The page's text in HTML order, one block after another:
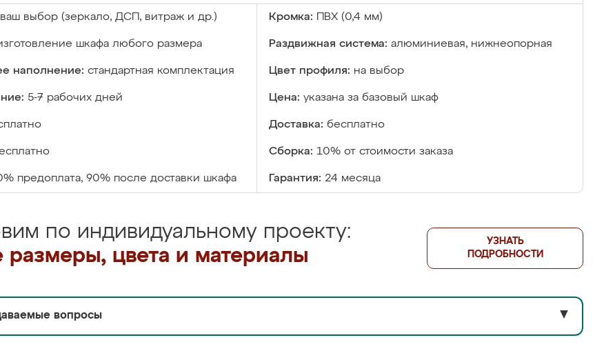
выбор (зеркало, ДСП, витраж и др.) Кромка: ПВХ (0,4 мм)
шкафа любого размера Раздвижная система: алюминиевая, нижнеопорная
наполнение: стандартная комплектация Цвет профиля: на выбор
5-7 рабочих дней Цена: указана за базовый шкаф
Доставка: бесплатно
Сборка: 10% от стоимости заказа
предоплата, 90% после доставки шкафа Гарантия: 24 месяца
по индивидуальному проекту:
цвета и материалы
УЗНАТЬ
ПОДРОБНОСТИ
вопросы ▼